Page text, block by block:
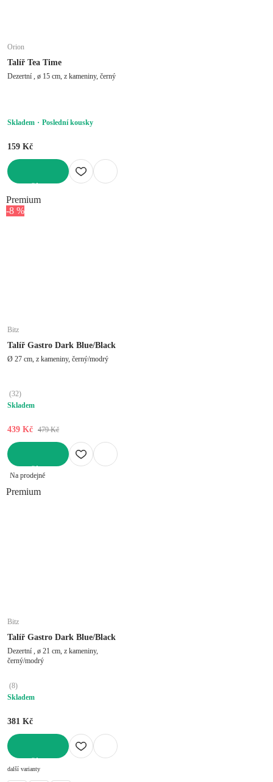
Orion
Talíř Tea Time
Dezertní , ø 15 cm, z kameniny, černý
Skladem Poslední kousky
159 Kč
Premium
-8 %
Bitz
Talíř Gastro Dark Blue/Black
Ø 27 cm, z kameniny, černý/modrý
(32)
Skladem
439 Kč 479 Kč
DO KOŠÍKU
Na prodejně
Premium
Bitz
Talíř Gastro Dark Blue/Black
Dezertní , ø 21 cm, z kameniny,
černý/modrý
(8)
Skladem
381 Kč
další varianty